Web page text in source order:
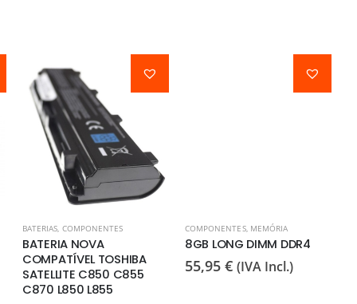
BATERIAS, COMPONENTES
BATERIA NOVA
COMPATÍVEL TOSHIBA
SATELLITE C850 C855
C870 L850 L855
COMPONENTES, MEMÓRIA
8GB LONG DIMM DDR4
55,95 € (IVA Incl.)